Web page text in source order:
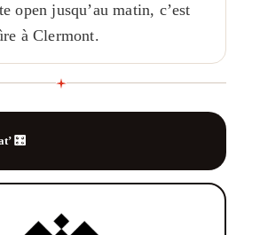
open jusqu’au matin, c’est
à Clermont.
🎛️